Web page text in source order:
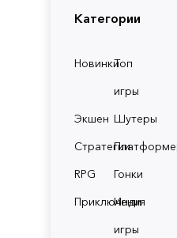
Категории
НовинкиТоп
игры
Экшен Шутеры
Стратегии
RPG
Гонки
Приключения
Инди
игры